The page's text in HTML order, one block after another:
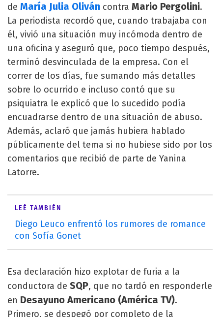
de María Julia Oliván contra Mario Pergolini.
La periodista recordó que, cuando trabajaba con
él, vivió una situación muy incómoda dentro de
una oficina y aseguró que, poco tiempo después,
terminó desvinculada de la empresa. Con el
correr de los días, fue sumando más detalles
sobre lo ocurrido e incluso contó que su
psiquiatra le explicó que lo sucedido podía
encuadrarse dentro de una situación de abuso.
Además, aclaró que jamás hubiera hablado
públicamente del tema si no hubiese sido por los
comentarios que recibió de parte de Yanina
Latorre.
LEÉ TAMBIÉN
Diego Leuco enfrentó los rumores de romance
con Sofía Gonet
Esa declaración hizo explotar de furia a la
conductora de SQP, que no tardó en responderle
en Desayuno Americano (América TV).
Primero, se despegó por completo de la